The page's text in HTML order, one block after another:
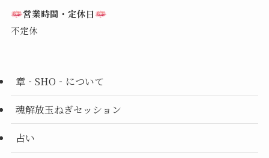
営業時間・定休日
不定休
章‐SHO‐について
魂解放玉ねぎセッション
占い